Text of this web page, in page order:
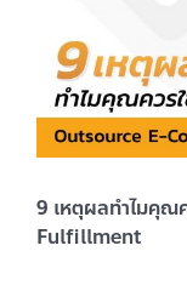
9 เหตุผลทำไมคุณ
Fulfillment